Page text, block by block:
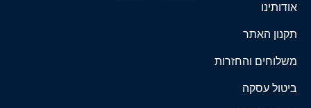
אודותינו
תקנון האתר
משלוחים והחזרות
ביטול עסקה